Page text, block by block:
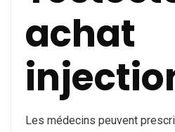
achat
Les médecins peuvent